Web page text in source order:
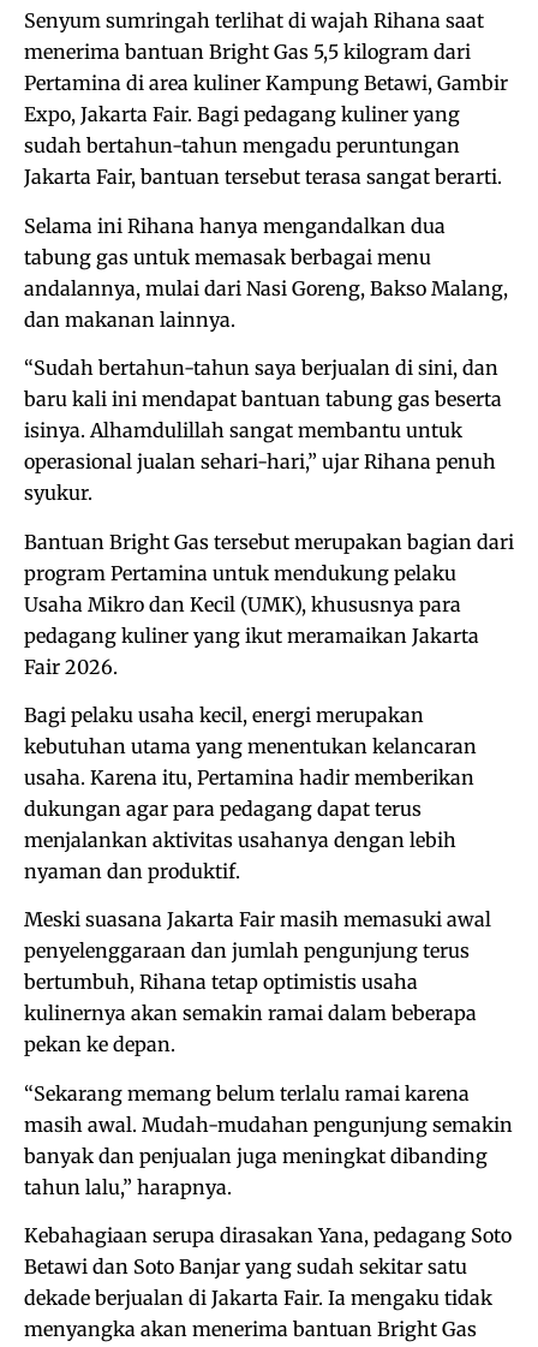
Senyum sumringah terlihat di wajah Rihana saat
menerima bantuan Bright Gas 5,5 kilogram dari
Pertamina di area kuliner Kampung Betawi, Gambir
Expo, Jakarta Fair. Bagi pedagang kuliner yang
sudah bertahun-tahun mengadu peruntungan
Jakarta Fair, bantuan tersebut terasa sangat berarti.
Selama ini Rihana hanya mengandalkan dua
tabung gas untuk memasak berbagai menu
andalannya, mulai dari Nasi Goreng, Bakso Malang,
dan makanan lainnya.
“Sudah bertahun-tahun saya berjualan di sini, dan
baru kali ini mendapat bantuan tabung gas beserta
isinya. Alhamdulillah sangat membantu untuk
operasional jualan sehari-hari,” ujar Rihana penuh
syukur.
Bantuan Bright Gas tersebut merupakan bagian dari
program Pertamina untuk mendukung pelaku
Usaha Mikro dan Kecil (UMK), khususnya para
pedagang kuliner yang ikut meramaikan Jakarta
Fair 2026.
Bagi pelaku usaha kecil, energi merupakan
kebutuhan utama yang menentukan kelancaran
usaha. Karena itu, Pertamina hadir memberikan
dukungan agar para pedagang dapat terus
menjalankan aktivitas usahanya dengan lebih
nyaman dan produktif.
Meski suasana Jakarta Fair masih memasuki awal
penyelenggaraan dan jumlah pengunjung terus
bertumbuh, Rihana tetap optimistis usaha
kulinernya akan semakin ramai dalam beberapa
pekan ke depan.
“Sekarang memang belum terlalu ramai karena
masih awal. Mudah-mudahan pengunjung semakin
banyak dan penjualan juga meningkat dibanding
tahun lalu,” harapnya.
Kebahagiaan serupa dirasakan Yana, pedagang Soto
Betawi dan Soto Banjar yang sudah sekitar satu
dekade berjualan di Jakarta Fair. Ia mengaku tidak
menyangka akan menerima bantuan Bright Gas